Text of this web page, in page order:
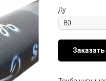
Ду
Заказать